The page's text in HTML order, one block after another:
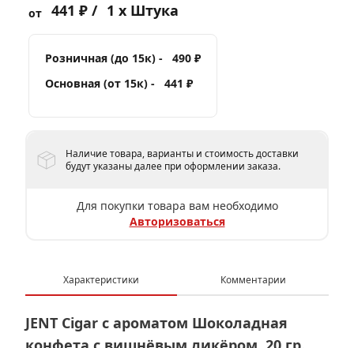
от 441 ₽ / 1 x Штука
Розничная (до 15к) -
490 ₽
Основная (от 15к) -
441 ₽
Наличие товара, варианты и стоимость доставки
будут указаны далее при оформлении заказа.
Для покупки товара вам необходимо
Авторизоваться
Характеристики Комментарии
JENT Cigar с ароматом Шоколадная